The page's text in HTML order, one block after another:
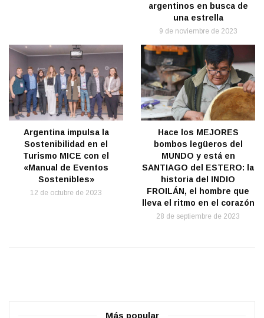
argentinos en busca de
una estrella
9 de noviembre de 2023
Argentina impulsa la
Sostenibilidad en el
Turismo MICE con el
«Manual de Eventos
Sostenibles»
12 de octubre de 2023
Hace los MEJORES
bombos legüeros del
MUNDO y está en
SANTIAGO del ESTERO: la
historia del INDIO
FROILÁN, el hombre que
lleva el ritmo en el corazón
28 de septiembre de 2023
Más popular